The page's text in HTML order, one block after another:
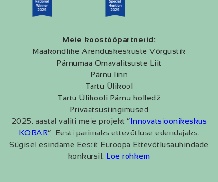
Meie koostööpartnerid:
Maakondlike Arenduskeskuste Võrgustik
Pärnumaa Omavalitsuste Liit
Pärnu linn
Tartu Ülikool
Tartu Ülikooli Pärnu kolledž
Privaatsustingimused
2025. aastal valiti meie projekt “Innovatsioonikeskus
KOBAR” Eesti parimaks ettevõtluse edendajaks.
Sügisel esindame Eestit Euroopa Ettevõtlusauhindade
konkursil. Loe rohkem